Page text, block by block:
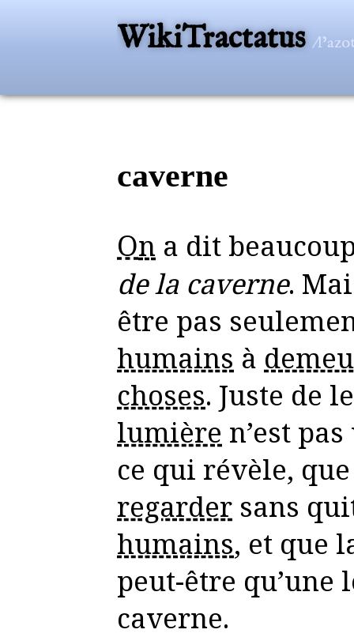
WikiTractatus /
caverne
On a dit
de la caverne.
être pas
humains à
choses. Juste de
lumière n’est
ce qui révèle,
regarder sans
humains, et que
peut-être qu’une
caverne.